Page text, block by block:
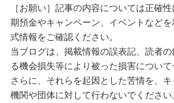
［お願い］記事の内容については正確
期預金やキャンペーン、イベントなど
式情報をご確認ください。
当ブログは、掲載情報の誤表記、読者
る機会損失等により被った損害について
さらに、それらを起因とした苦情を、
機関や団体に対して行わないでください